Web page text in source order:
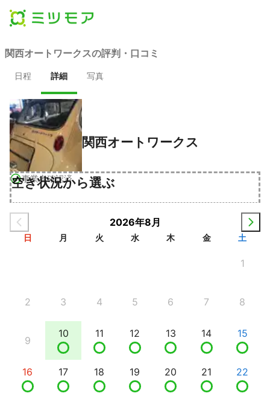
関西オートワークスの評判・口コミ
日程 詳細 写真
事業者確認済
関西オートワークス
空き状況から選ぶ
2026年8月
日 月 火 水 木 金 土
1
2 3 4 5 6 7 8
9
10 11 12 13 14 15
16 17 18 19 20 21 22